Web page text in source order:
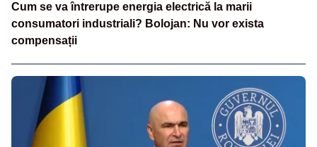
Cum se va întrerupe energia electrică la marii
consumatori industriali? Bolojan: Nu vor exista
compensații